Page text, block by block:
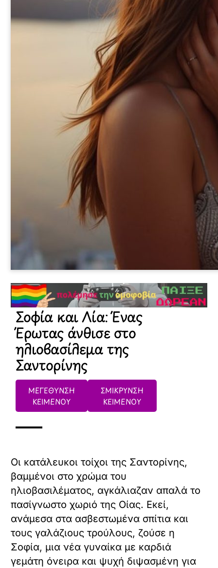
Σοφία και Λία: Ένας
Έρωτας άνθισε στο
ηλιοβασίλεμα της
Σαντορίνης
ΜΕΓΕΘΥΝΣΗ
ΚΕΙΜΕΝΟΥ
ΣΜΙΚΡΥΝΣΗ
ΚΕΙΜΕΝΟΥ
Οι κατάλευκοι τοίχοι της Σαντορίνης,
βαμμένοι στο χρώμα του
ηλιοβασιλέματος, αγκάλιαζαν απαλά το
πασίγνωστο χωριό της Οίας. Εκεί,
ανάμεσα στα ασβεστωμένα σπίτια και
τους γαλάζιους τρούλους, ζούσε η
Σοφία, μια νέα γυναίκα με καρδιά
γεμάτη όνειρα και ψυχή διψασμένη για